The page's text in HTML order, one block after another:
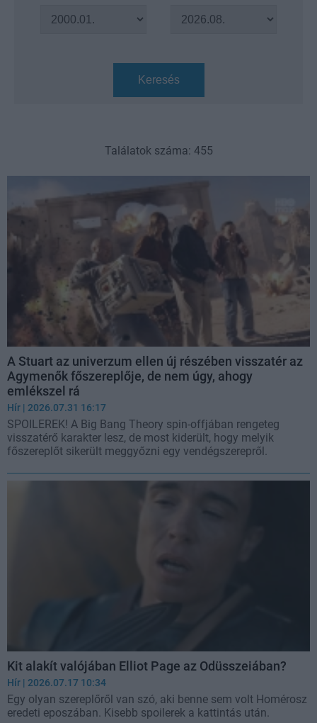
Keresés
Találatok száma: 455
A Stuart az univerzum ellen új részében visszatér az
Agymenők főszereplője, de nem úgy, ahogy
emlékszel rá
Hír | 2026.07.31 16:17
SPOILEREK! A Big Bang Theory spin-offjában rengeteg
visszatérő karakter lesz, de most kiderült, hogy melyik
főszereplőt sikerült meggyőzni egy vendégszerepről.
Kit alakít valójában Elliot Page az Odüsszeiában?
Hír | 2026.07.17 10:34
Egy olyan szereplőről van szó, aki benne sem volt Homérosz
eredeti eposzában. Kisebb spoilerek a kattintás után.